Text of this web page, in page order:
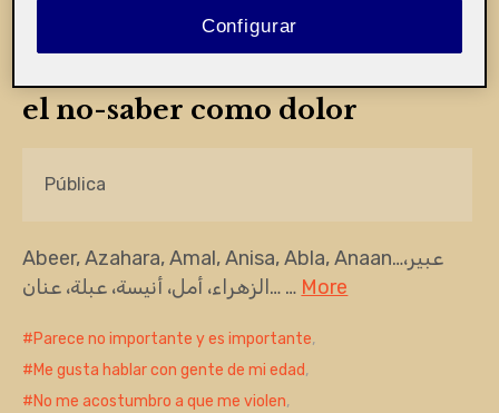
Mutilación Genital Femenina:
el no-saber como dolor
Pública
Abeer, Azahara, Amal, Anisa, Abla, Anaan…عبير،
الزهراء، أمل، أنيسة، عبلة، عنان… … More
Parece no importante y es importante,
Me gusta hablar con gente de mi edad,
No me acostumbro a que me violen,
Configurar